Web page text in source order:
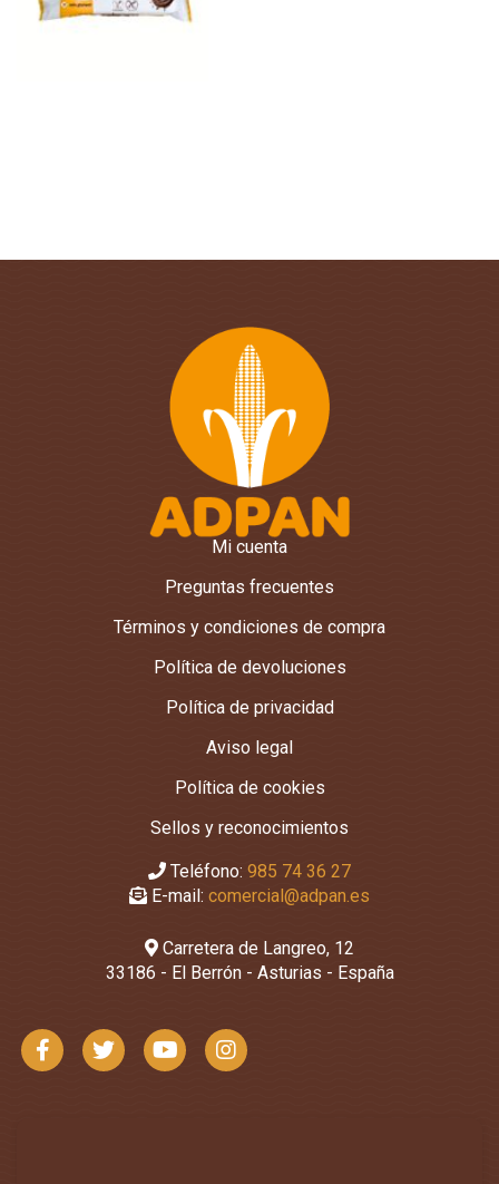
Mi cuenta
Preguntas frecuentes
Términos y condiciones de compra
Política de devoluciones
Política de privacidad
Aviso legal
Política de cookies
Sellos y reconocimientos
Teléfono: 985 74 36 27
E-mail: comercial@adpan.es
Carretera de Langreo, 12
33186 - El Berrón - Asturias - España